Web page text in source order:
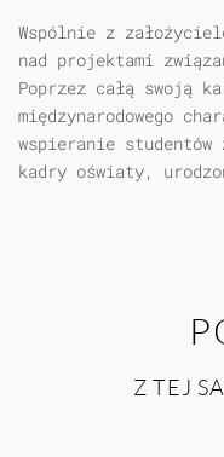
Wspólnie z
nad projektami
Poprzez całą swoją
międzynarodowego
wspieranie
kadry oświaty,
Z TEJ